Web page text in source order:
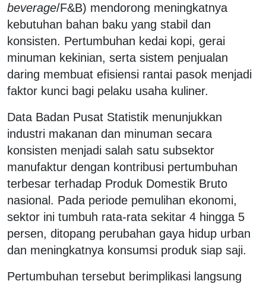
beverage/F&B) mendorong meningkatnya
kebutuhan bahan baku yang stabil dan
konsisten. Pertumbuhan kedai kopi, gerai
minuman kekinian, serta sistem penjualan
daring membuat efisiensi rantai pasok menjadi
faktor kunci bagi pelaku usaha kuliner.
Data Badan Pusat Statistik menunjukkan
industri makanan dan minuman secara
konsisten menjadi salah satu subsektor
manufaktur dengan kontribusi pertumbuhan
terbesar terhadap Produk Domestik Bruto
nasional. Pada periode pemulihan ekonomi,
sektor ini tumbuh rata-rata sekitar 4 hingga 5
persen, ditopang perubahan gaya hidup urban
dan meningkatnya konsumsi produk siap saji.
Pertumbuhan tersebut berimplikasi langsung